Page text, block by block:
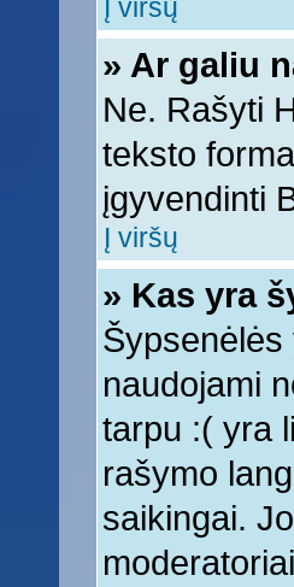
Į viršų
» Ar galiu
Ne. Rašyti
teksto
įgyvendinti
Į viršų
» Kas yra
naudojami
tarpu :( yra
rašymo
saikingai.